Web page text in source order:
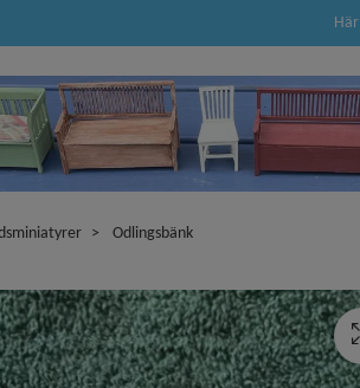
Odlingsbänk